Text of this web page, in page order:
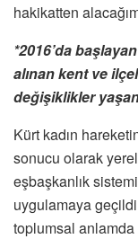
hakikatten
*2016’da
alınan kent ve
değişiklikler
Kürt kadın
sonucu olarak
eşbaşkanlık
uygulamaya
toplumsal